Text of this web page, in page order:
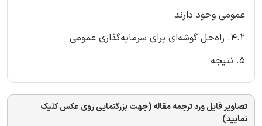
عمومی وجود دارند
4.2. راه‌حل گوشه‌ای برای سرمایه‌گذاری عمومی
5. نتیجه
تصاویر فایل ورد ترجمه مقاله (جهت بزرگنمایی روی عکس کلیک
نمایید)